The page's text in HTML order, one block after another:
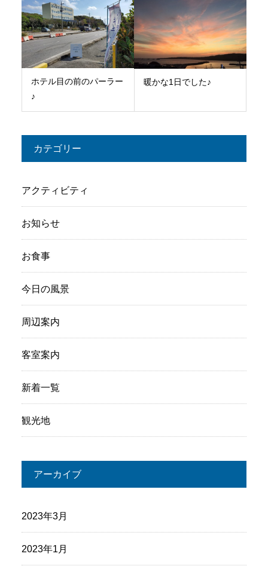
ホテル目の前のパーラー
♪
暖かな1日でした♪
カテゴリー
アクティビティ
お知らせ
お食事
今日の風景
周辺案内
客室案内
新着一覧
観光地
アーカイブ
2023年3月
2023年1月